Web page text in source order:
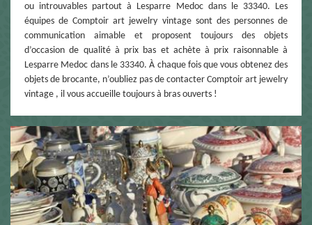
ou introuvables partout à Lesparre Medoc dans le 33340. Les
équipes de Comptoir art jewelry vintage sont des personnes de
communication aimable et proposent toujours des objets
d’occasion de qualité à prix bas et achète à prix raisonnable à
Lesparre Medoc dans le 33340. À chaque fois que vous obtenez des
objets de brocante, n’oubliez pas de contacter Comptoir art jewelry
vintage , il vous accueille toujours à bras ouverts !